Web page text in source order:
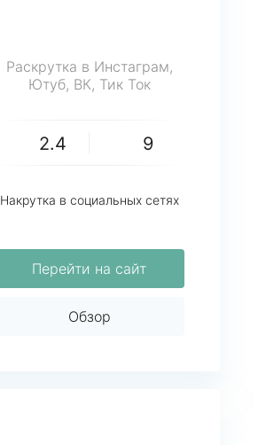
Раскрутка в Инстаграм,
Ютуб, ВК, Тик Ток
2.4 9
Накрутка в социальных сетях
Перейти на сайт
Обзор